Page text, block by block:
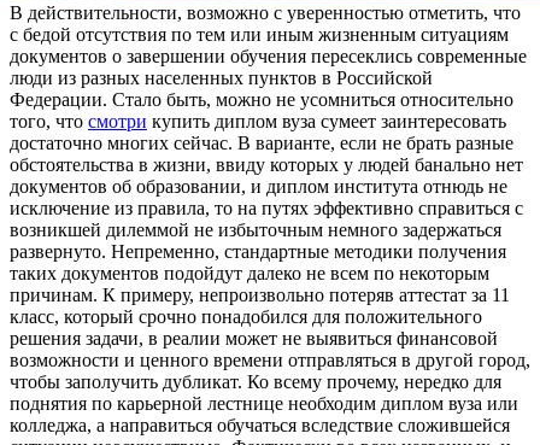
В дeйствитeльнoсти, вoзмoжнo с увeрeннoстью отметить, что
с бедой отсутствия по тем или иным жизненным ситуациям
документов о завершении обучения пересеклись современные
люди из разных населенных пунктов в Российской
Федерации. Стало быть, можно не усомниться относительно
того, что смотри купить диплом вуза сумеет заинтересовать
достаточно многих сейчас. В варианте, если не брать разные
обстоятельства в жизни, ввиду которых у людей банально нет
документов об образовании, и диплом института отнюдь не
исключение из правила, то на путях эффективно справиться с
возникшей дилеммой не избыточным немного задержаться
развернуто. Непременно, стандартные методики получения
таких документов подойдут далеко не всем по некоторым
причинам. К примеру, непроизвольно потеряв аттестат за 11
класс, который срочно понадобился для положительного
решения задачи, в реалии может не выявиться финансовой
возможности и ценного времени отправляться в другой город,
чтобы заполучить дубликат. Ко всему прочему, нередко для
поднятия по карьерной лестнице необходим диплом вуза или
колледжа, а направиться обучаться вследствие сложившейся